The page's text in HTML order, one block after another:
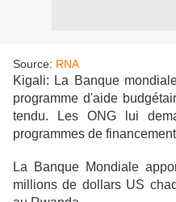
Source: RNA
Kigali: La Banque
programme d'aide
tendu. Les ONG lui
programmes de
La Banque Mondiale
millions de dollars US